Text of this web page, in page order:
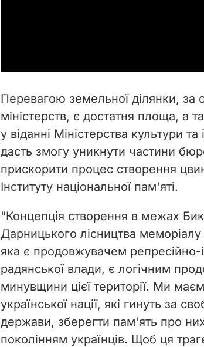
d
e
Перевагою земельної ділянки, за
міністерств, є достатня площа, а
у віданні Міністерства культури
дасть змогу уникнути частини
прискорити процес створення
Інституту національної пам'яті.
"Концепція створення в межах
Дарницького лісництва меморіалу
яка є продовжувачем репресійно-
радянської влади, є логічним
минувщини цієї території. Ми
української нації, які гинуть за
держави, зберегти пам'ять про
поколінням українців. Щоб ця